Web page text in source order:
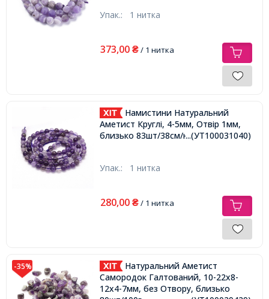
Упак.: 1 нитка
373,00 ₴/ 1 нитка
Намистини Натуральний
Аметист Круглі, 4-5мм, Отвір 1мм,
близько 83шт/38см/нитка,...(УТ100031040)
Упак.: 1 нитка
280,00 ₴/ 1 нитка
-35%
Натуральний Аметист
Самородок Галтований, 10-22х8-
12х4-7мм, без Отвору, близько